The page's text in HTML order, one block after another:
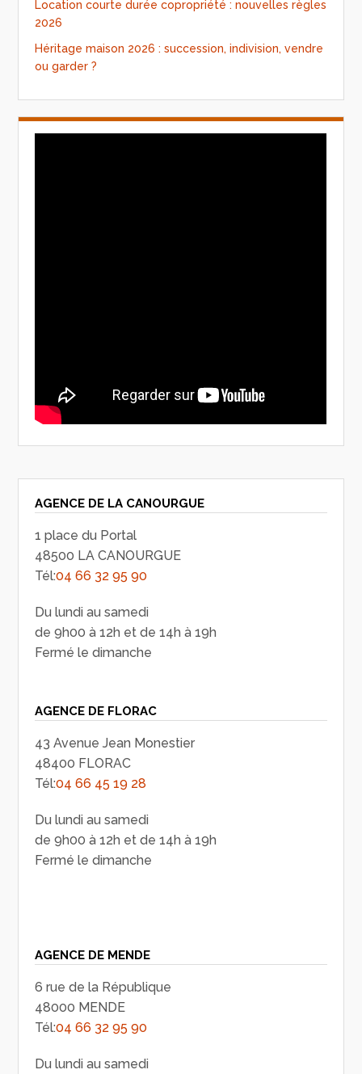
Location courte durée copropriété : nouvelles règles
2026
Héritage maison 2026 : succession, indivision, vendre
ou garder ?
AGENCE DE LA CANOURGUE
1 place du Portal
48500 LA CANOURGUE
Tél:04 66 32 95 90
Du lundi au samedi
de 9h00 à 12h et de 14h à 19h
Fermé le dimanche
AGENCE DE FLORAC
43 Avenue Jean Monestier
48400 FLORAC
Tél:04 66 45 19 28
Du lundi au samedi
de 9h00 à 12h et de 14h à 19h
Fermé le dimanche
AGENCE DE MENDE
6 rue de la République
48000 MENDE
Tél:04 66 32 95 90
Du lundi au samedi